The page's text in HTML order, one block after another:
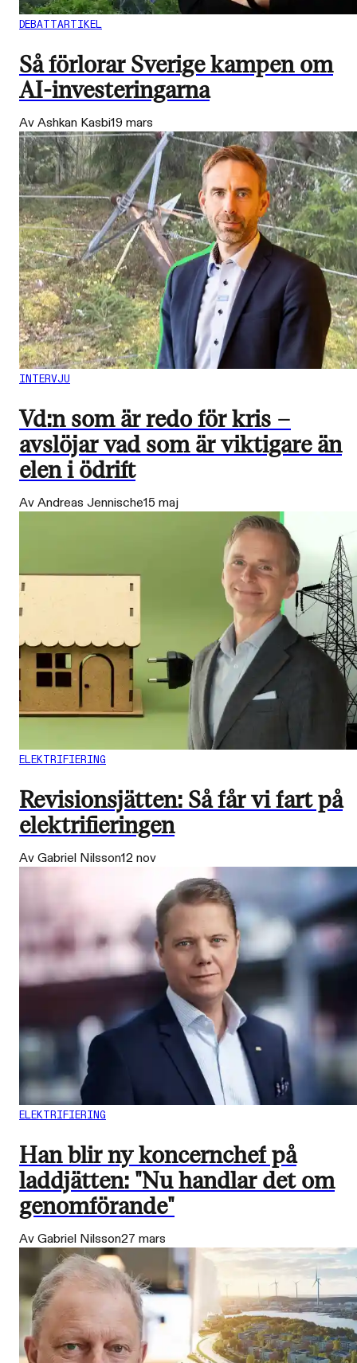
DEBATTARTIKEL
Så förlorar Sverige kampen om
AI-investeringarna
Av Ashkan Kasbi19 mars
INTERVJU
Vd:n som är redo för kris –
avslöjar vad som är viktigare än
elen i ödrift
Av Andreas Jennische15 maj
ELEKTRIFIERING
Revisionsjätten: Så får vi fart på
elektrifieringen
Av Gabriel Nilsson12 nov
ELEKTRIFIERING
Han blir ny koncernchef på
laddjätten: "Nu handlar det om
genomförande"
Av Gabriel Nilsson27 mars